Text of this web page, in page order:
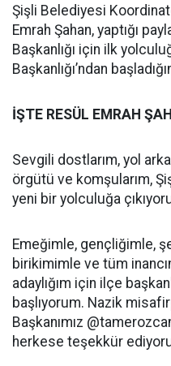
Şişli Belediyesi
Emrah Şahan, yaptığı
Başkanlığı için ilk
Başkanlığı’ndan
İŞTE RESÜL EMRAH
Sevgili dostlarım, yol
örgütü ve komşularım,
yeni bir yolculuğa
Emeğimle, gençliğimle,
birikimimle ve tüm
adaylığım için ilçe
başlıyorum. Nazik
Başkanımız
herkese teşekkür